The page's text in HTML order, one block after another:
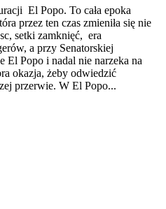
El Popo. To cała epoka
przez ten czas zmieniła się nie
setki zamknięć, era
a przy Senatorskiej
El Popo i nadal nie narzeka na
okazja, żeby odwiedzić
przerwie. W El Popo...